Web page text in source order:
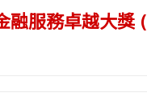
融服務卓越大獎